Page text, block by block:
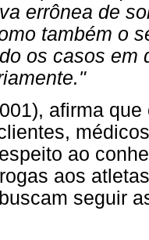
errônea de
também o
os casos em
afirma
ao
aos
seguir